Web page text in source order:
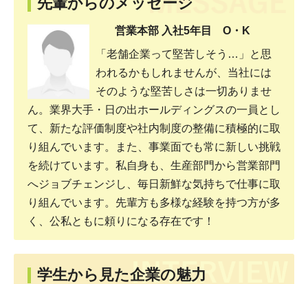
営業本部 入社5年目 O・K
「老舗企業って堅苦しそう…」と思
われるかもしれませんが、当社には
そのような堅苦しさは一切ありませ
ん。業界大手・日の出ホールディングスの一員とし
て、新たな評価制度や社内制度の整備に積極的に取
り組んでいます。また、事業面でも常に新しい挑戦
を続けています。私自身も、生産部門から営業部門
へジョブチェンジし、毎日新鮮な気持ちで仕事に取
り組んでいます。先輩方も多様な経験を持つ方が多
く、公私ともに頼りになる存在です！
学生から見た企業の魅力